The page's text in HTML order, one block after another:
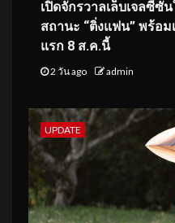
เปิดจักรวาลเล็บเจลซีซั
สถานะ “ติ่งแฟน” พร้อ
แรก 8 ส.ค.นี้
2 วัน ago admin
UPDATE